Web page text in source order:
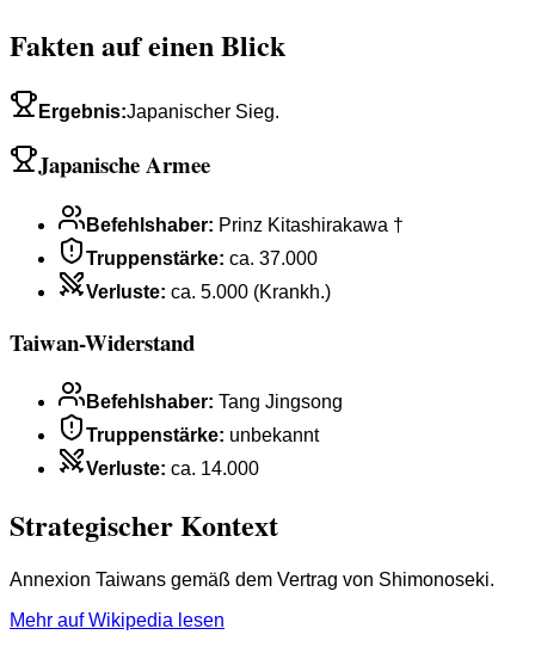
Fakten auf einen Blick
Ergebnis:Japanischer Sieg.
Japanische Armee
Befehlshaber: Prinz Kitashirakawa †
Truppenstärke: ca. 37.000
Verluste: ca. 5.000 (Krankh.)
Taiwan-Widerstand
Befehlshaber: Tang Jingsong
Truppenstärke: unbekannt
Verluste: ca. 14.000
Strategischer Kontext
Annexion Taiwans gemäß dem Vertrag von Shimonoseki.
Mehr auf Wikipedia lesen